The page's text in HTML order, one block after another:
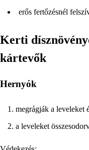
erős fertőzésnél
Kerti
kártevők
Hernyók
megrágják a leveleket
a leveleket